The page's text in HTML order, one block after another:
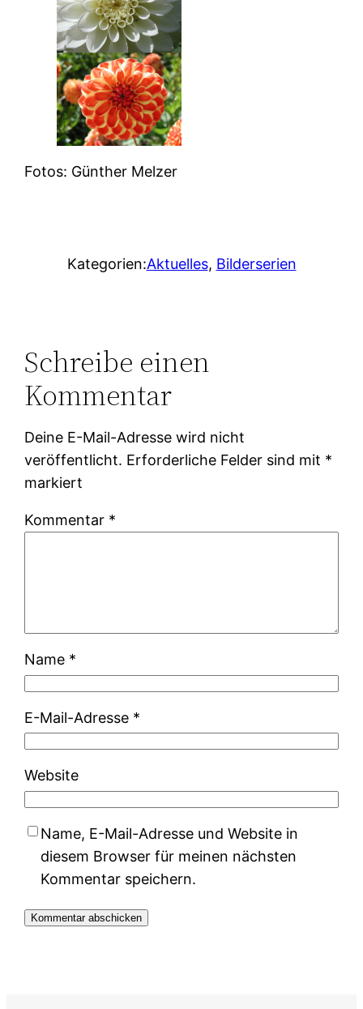
Fotos: Günther Melzer
Kategorien:Aktuelles, Bilderserien
Schreibe einen
Kommentar
Deine E-Mail-Adresse wird nicht
veröffentlicht. Erforderliche Felder sind mit *
markiert
Kommentar *
Name *
E-Mail-Adresse *
Website
Name, E-Mail-Adresse und Website in
diesem Browser für meinen nächsten
Kommentar speichern.